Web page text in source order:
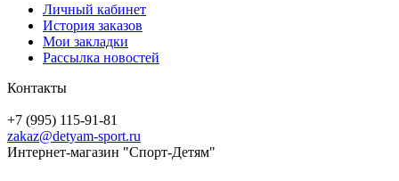
Личный кабинет
История заказов
Мои закладки
Рассылка новостей
Контакты
+7 (995) 115-91-81
zakaz@detyam-sport.ru
Интернет-магазин "Спорт-Детям"